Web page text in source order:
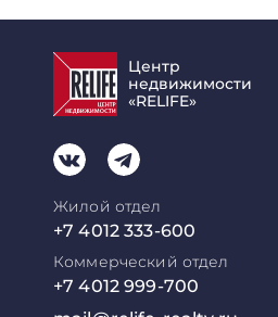
Центр
недвижимости
«RELIFE»
Жилой отдел
+7 4012 333-600
Коммерческий отдел
+7 4012 999-700